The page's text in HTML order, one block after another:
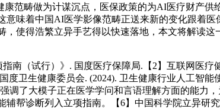
范畴做为计谋沉点，医保政策的为AI医疗财产
味着中国AI医学影像范畴正送来新的变化跟着医
使得浩繁立异手艺得以快速落地，本文将解读
（试行）》. 国度医疗保障局.【2】互联网医疗
卫生健康委员会. (2024). 卫生健康行业人工智
调了大模子正在医学学问和言语理解方面的能力
帮诊断列入立项指南。【6】中国科学院立异研